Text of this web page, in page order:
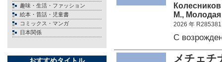
趣味・生活・ファッション
絵本・昔話・児童書
コミックス・マンガ
日本関係
М., Молодая
2026 年 R285381
С
メチェ